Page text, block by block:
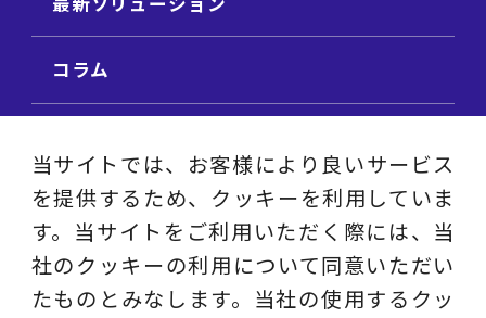
コラム
ビジネステーマ解説集
動画ライブラリ
当サイトでは、お客様により良いサービス
を提供するため、クッキーを利用していま
す。当サイトをご利用いただく際には、当
社のクッキーの利用について同意いただい
たものとみなします。当社の使用するクッ